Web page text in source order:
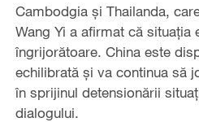
Cambodgia și Thailanda,
Wang Yi a afirmat că situația
îngrijorătoare. China este
echilibrată și va continua să
în sprijinul detensionării
dialogului.